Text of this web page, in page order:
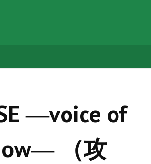
―voice of
（攻